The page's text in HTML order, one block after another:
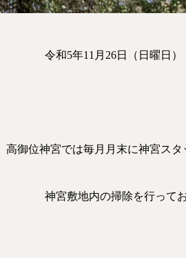
令和5年11月26日（日曜日
高御位神宮では毎月月末に神宮ス
神宮敷地内の掃除を行って